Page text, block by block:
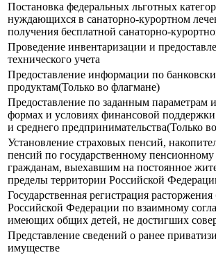
Постановка федеральных льготных
нуждающихся в санаторно-курортном
получения бесплатной санаторно-
Проведение инвентаризации и
технического учета
Предоставление информации по
продуктам(Только во флагмане)
Предоставление по заданным параметрам
формах и условиях финансовой поддержки
и среднего предпринимательства(Только
Установление страховых пенсий,
пенсий по государственному
гражданам, выехавшим на постоянное
пределы территории Российской
Государственная регистрация
Российской Федерации по взаимному
имеющих общих детей, не достигших
Представление сведений о ранее
имуществе